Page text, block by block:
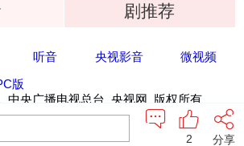
剧推荐
听音 央视影音
微视频
版
中央广播电视总台 央视网 版权所有
分享
2